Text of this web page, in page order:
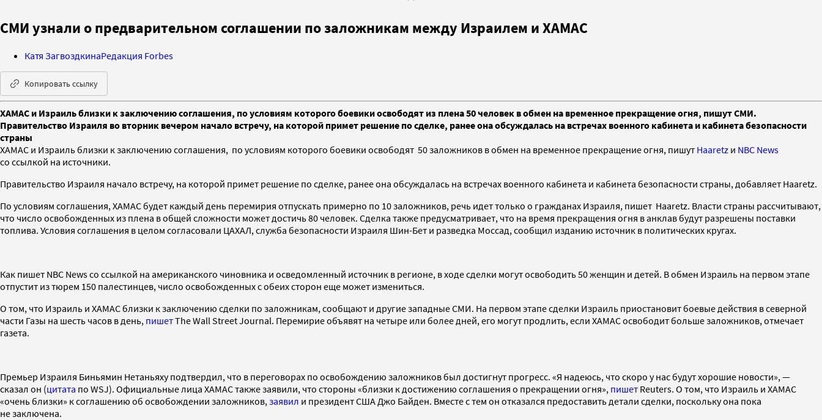
СМИ узнали о предварительном соглашении по заложникам между Израилем и ХАМАС
Катя ЗагвоздкинаРедакция Forbes
Копировать ссылку
ХАМАС и Израиль близки к заключению соглашения, по условиям которого боевики освободят из плена 50 человек в обмен на временное прекращение огня, пишут СМИ.
Правительство Израиля во вторник вечером начало встречу, на которой примет решение по сделке, ранее она обсуждалась на встречах военного кабинета и кабинета безопасности
страны
ХАМАС и Израиль близки к заключению соглашения, по условиям которого боевики освободят 50 заложников в обмен на временное прекращение огня, пишут Haaretz и NBC News
со ссылкой на источники.
Правительство Израиля начало встречу, на которой примет решение по сделке, ранее она обсуждалась на встречах военного кабинета и кабинета безопасности страны, добавляет Haaretz.
По условиям соглашения, ХАМАС будет каждый день перемирия отпускать примерно по 10 заложников, речь идет только о гражданах Израиля, пишет Haaretz. Власти страны рассчитывают,
что число освобожденных из плена в общей сложности может достичь 80 человек. Сделка также предусматривает, что на время прекращения огня в анклав будут разрешены поставки
топлива. Условия соглашения в целом согласовали ЦАХАЛ, служба безопасности Израиля Шин-Бет и разведка Моссад, сообщил изданию источник в политических кругах.
Как пишет NBC News со ссылкой на американского чиновника и осведомленный источник в регионе, в ходе сделки могут освободить 50 женщин и детей. В обмен Израиль на первом этапе
отпустит из тюрем 150 палестинцев, число освобожденных с обеих сторон еще может измениться.
О том, что Израиль и ХАМАС близки к заключению сделки по заложникам, сообщают и другие западные СМИ. На первом этапе сделки Израиль приостановит боевые действия в северной
части Газы на шесть часов в день, пишетThe Wall Street Journal. Перемирие объявят на четыре или более дней, его могут продлить, если ХАМАС освободит больше заложников, отмечает
газета.
Премьер Израиля Биньямин Нетаньяху подтвердил, что в переговорах по освобождению заложников был достигнут прогресс. «Я надеюсь, что скоро у нас будут хорошие новости», —
сказал он (цитата по WSJ). Официальные лица ХАМАС также заявили, что стороны «близки к достижению соглашения о прекращении огня», пишет Reuters. О том, что Израиль и ХАМАС
«очень близки» к соглашению об освобождении заложников, заявил и президент США Джо Байден. Вместе с тем он отказался предоставить детали сделки, поскольку она пока
не заключена.